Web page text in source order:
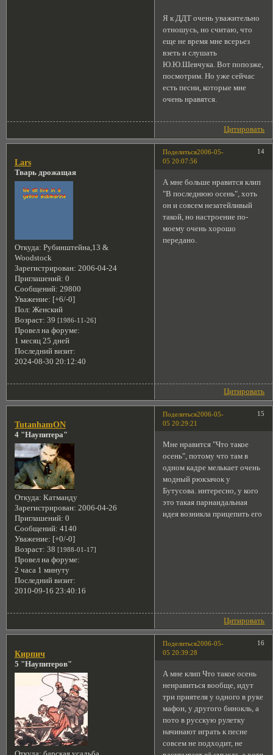
Я к ДДТ очень уважительно
отношусь, но считаю, что
еще не время мне всерьез
взеть и слушать
Ю.Ю.Шевчука. Вот попозже,
посмотрим. Но уже сейчас
есть песни, которые мне
очень нравятся.
Цитировать
Поделиться 14
2006-05-
05 20:07:56
Lars
Тварь дрожащая
Откуда: Рубинштейна,13 &
Woodstock
Зарегистрирован: 2006-04-24
Приглашений: 0
Сообщений: 29800
Уважение: [+6/-0]
Пол: Женский
Возраст: 39 [1986-11-26]
Провел на форуме:
1 месяц 25 дней
Последний визит:
2024-08-30 20:12:40
А мне больше нравится клип
"В последнюю осень", хоть
он и совсем незатейливый
такой, но настроение по-
моему очень хорошо
передано.
Цитировать
Поделиться 15
2006-05-
05 20:29:21
TutanhamON
4 "Наупитера"
Откуда: Катманду
Зарегистрирован: 2006-04-26
Приглашений: 0
Сообщений: 4140
Уважение: [+0/-0]
Возраст: 38 [1988-01-17]
Провел на форуме:
2 часа 1 минуту
Последний визит:
2010-09-16 23:40:16
Мне нравится "Что такое
осень", потому что там в
одном кадре мелькает очень
модный рюкзачок у
Бутусова. интересно, у кого
это такая парнаидальная
идея возникла прицепить его
Цитировать
Поделиться 16
2006-05-
05 20:39:28
Кирпич
5 "Наупитеров"
А мне клип Что такое осень
ненравиться вообще, идут
три приятеля у одного в руке
мафон, у другого бинокль, а
пото в русскую рулетку
начинают играть к песне
совсем не подходит, не